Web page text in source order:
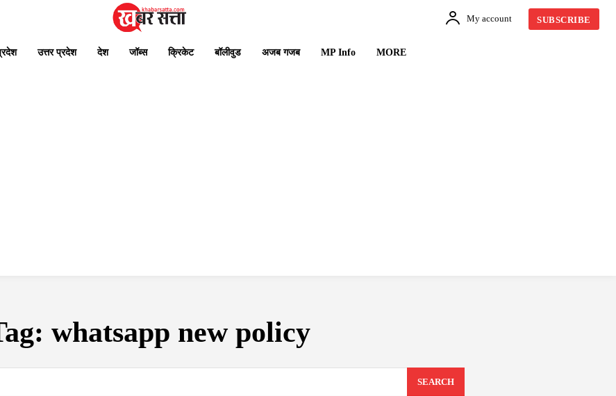
My account SUBSCRIBE
उत्तर प्रदेश देश जॉब्स क्रिकेट बॉलीवुड अजब गजब MP Info MORE
whatsapp new policy
SEARCH